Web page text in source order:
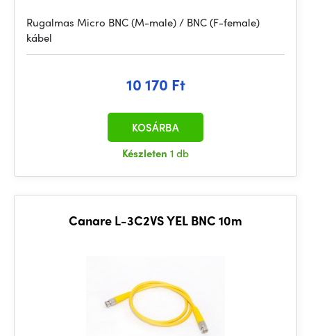
Rugalmas Micro BNC (M-male) / BNC (F-female)
kábel
10 170 Ft
Készleten 1 db
KOSÁRBA
Canare L-3C2VS YEL BNC 10m